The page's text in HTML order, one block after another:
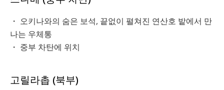
・ 오키나와의 숨은 보석, 끝없이 펼쳐진 연산호 밭에서 만
나는 우체통
・ 중부 차탄에 위치
고릴라촙 (북부)